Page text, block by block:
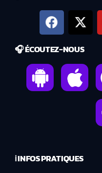
🎧 ÉCOUTEZ-NOUS
ℹ️ INFOS PRATIQUES